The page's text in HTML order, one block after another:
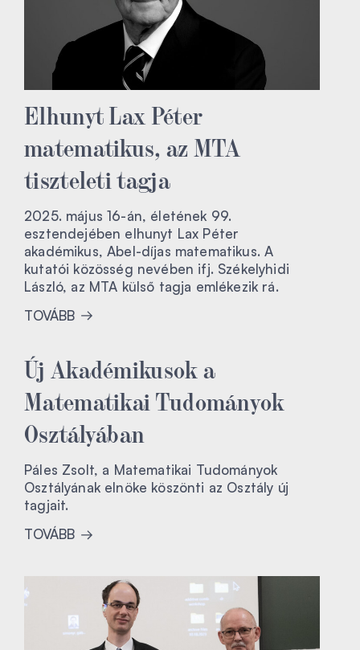
Elhunyt Lax Péter
matematikus, az MTA
tiszteleti tagja
2025. május 16-án, életének 99.
esztendejében elhunyt Lax Péter
akadémikus, Abel-díjas matematikus. A
kutatói közösség nevében ifj. Székelyhidi
László, az MTA külső tagja emlékezik rá.
TOVÁBB
Új Akadémikusok a
Matematikai Tudományok
Osztályában
Páles Zsolt, a Matematikai Tudományok
Osztályának elnöke köszönti az Osztály új
tagjait.
TOVÁBB